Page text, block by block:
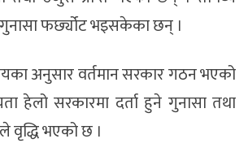
फर्छ्योट भइसकेका छन् ।
अनुसार वर्तमान सरकार गठन भएको
हेलो सरकारमा दर्ता हुने गुनासा तथा
वृद्धि भएको छ ।